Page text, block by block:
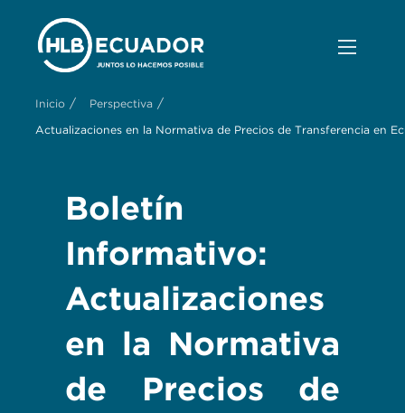
Inicio / Perspectiva /
Actualizaciones en la Normativa de Precios de Transferencia en
Boletín
Informativo:
Actualizaciones
en la Normativa
de Precios de